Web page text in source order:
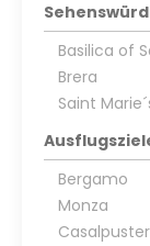
Basilica of
Brera
Saint
Bergamo
Monza